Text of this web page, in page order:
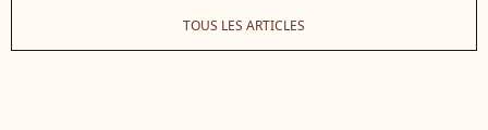
TOUS LES ARTICLES